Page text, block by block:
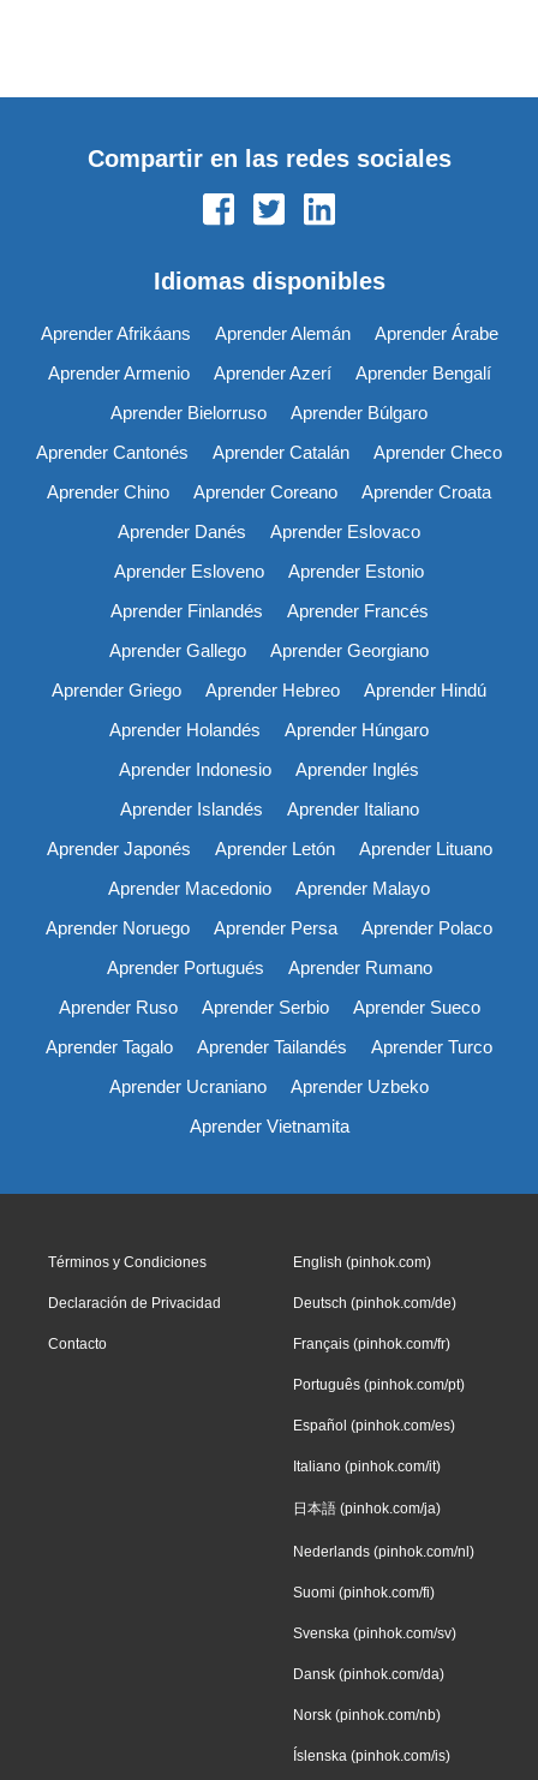
Compartir en las redes sociales
Idiomas disponibles
Aprender Afrikáans Aprender Alemán
Aprender Árabe
Aprender Armenio
Aprender Azerí
Aprender Bengalí
Aprender Bielorruso
Aprender Búlgaro
Aprender Cantonés
Aprender Catalán
Aprender Checo
Aprender Chino
Aprender Coreano
Aprender Croata
Aprender Danés
Aprender Eslovaco
Aprender Esloveno
Aprender Estonio
Aprender Finlandés
Aprender Francés
Aprender Gallego
Aprender Georgiano
Aprender Griego
Aprender Hebreo
Aprender Hindú
Aprender Holandés
Aprender Húngaro
Aprender Indonesio
Aprender Inglés
Aprender Islandés
Aprender Italiano
Aprender Japonés
Aprender Letón
Aprender Lituano
Aprender Macedonio
Aprender Malayo
Aprender Noruego
Aprender Persa
Aprender Polaco
Aprender Portugués
Aprender Rumano
Aprender Ruso
Aprender Serbio
Aprender Sueco
Aprender Tagalo
Aprender Tailandés
Aprender Turco
Aprender Ucraniano
Aprender Uzbeko
Aprender Vietnamita
Términos y Condiciones
Declaración de Privacidad
Contacto
English (pinhok.com)
Deutsch (pinhok.com/de)
Français (pinhok.com/fr)
Português (pinhok.com/pt)
Español (pinhok.com/es)
Italiano (pinhok.com/it)
日本語 (pinhok.com/ja)
Nederlands (pinhok.com/nl)
Suomi (pinhok.com/fi)
Svenska (pinhok.com/sv)
Dansk (pinhok.com/da)
Norsk (pinhok.com/nb)
Íslenska (pinhok.com/is)